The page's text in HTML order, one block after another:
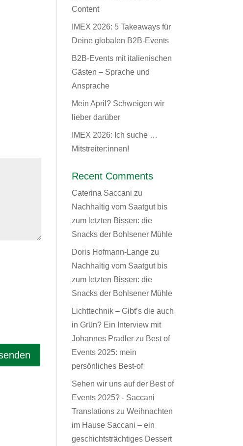
Content
IMEX 2026: 5 Takeaways für
Deine globalen B2B-Events
B2B-Events mit italienischen
Gästen – Sprache und
Ansprache
Mein April? Schweigen wir
lieber darüber
IMEX 2026: Ich suche …
Mitstreiter:innen!
Recent Comments
Caterina Saccani zu
Nachhaltig vom Saatgut bis
zum letzten Bissen: die
Snacks der Bohlsener Mühle
Doris Hofmann-Langezu
Nachhaltig vom Saatgut bis
zum letzten Bissen: die
Snacks der Bohlsener Mühle
Lichttechnik – Gibt’s die auch
in Grün? Ein Interview mit
Johannes Pradlerzu Best of
Events 2025: mein
persönliches Best-of
Sehen wir uns auf der Best of
Events 2025? - Saccani
Translationszu Weihnachten
im Hause Saccani – ein
geschichtsträchtiges Dessert